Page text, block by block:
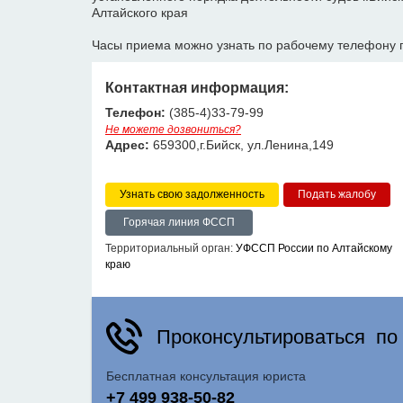
Алтайского края
Часы приема можно узнать по рабочему телефону
Контактная информация:
Телефон: (385-4)33-79-99
Не можете дозвониться?
Адрес: 659300,г.Бийск, ул.Ленина,149
Узнать свою задолженность
Горячая линия ФССП
Территориальный орган: УФССП России по Алтайскому
краю